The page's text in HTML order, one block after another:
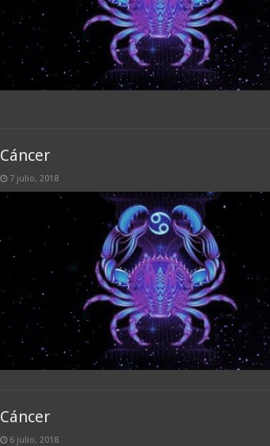
Cáncer
7 julio, 2018
Cáncer
6 julio, 2018